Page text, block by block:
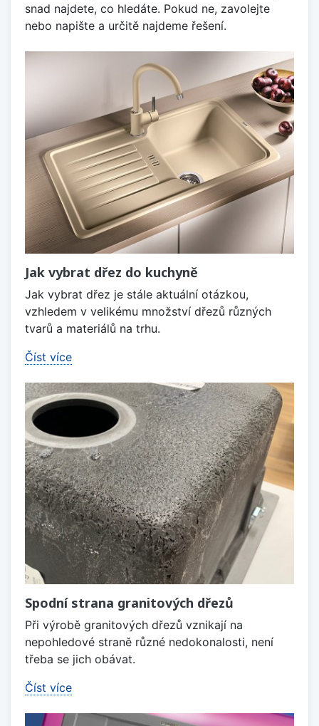
snad najdete, co hledáte. Pokud ne, zavolejte
nebo napište a určitě najdeme řešení.
Jak vybrat dřez do kuchyně
Jak vybrat dřez je stále aktuální otázkou,
vzhledem v velikému množství dřezů různých
tvarů a materiálů na trhu.
Číst více
Spodní strana granitových dřezů
Při výrobě granitových dřezů vznikají na
nepohledové straně různé nedokonalosti, není
třeba se jich obávat.
Číst více